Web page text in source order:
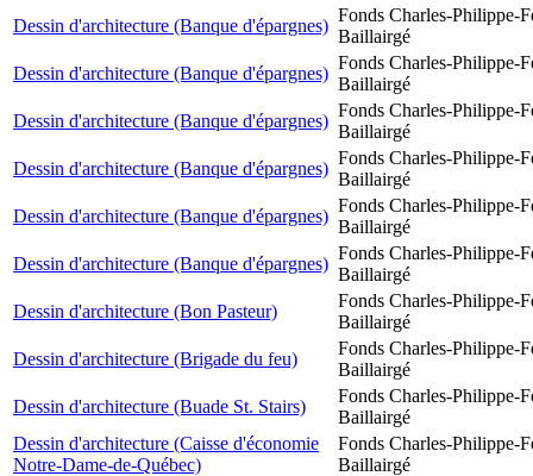
Dessin d'architecture (Banque d'épargnes)
Fonds Charles-Philippe-
Baillairgé
Dessin d'architecture (Banque d'épargnes)
Fonds Charles-Philippe-
Baillairgé
Dessin d'architecture (Banque d'épargnes)
Fonds Charles-Philippe-
Baillairgé
Dessin d'architecture (Banque d'épargnes)
Fonds Charles-Philippe-
Baillairgé
Dessin d'architecture (Banque d'épargnes)
Fonds Charles-Philippe-
Baillairgé
Dessin d'architecture (Banque d'épargnes)
Fonds Charles-Philippe-
Baillairgé
Dessin d'architecture (Bon Pasteur)
Fonds Charles-Philippe-
Baillairgé
Dessin d'architecture (Brigade du feu)
Fonds Charles-Philippe-
Baillairgé
Dessin d'architecture (Buade St. Stairs)
Fonds Charles-Philippe-
Baillairgé
Dessin d'architecture (Caisse d'économie
Notre-Dame-de-Québec)
Fonds Charles-Philippe-
Baillairgé